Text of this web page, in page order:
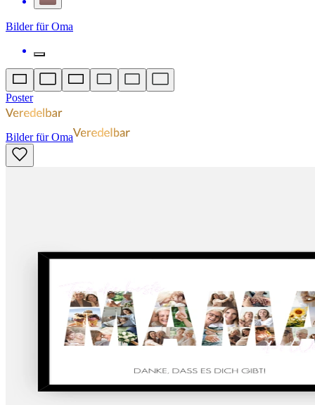
Bilder für Oma
Poster
Bilder für Oma